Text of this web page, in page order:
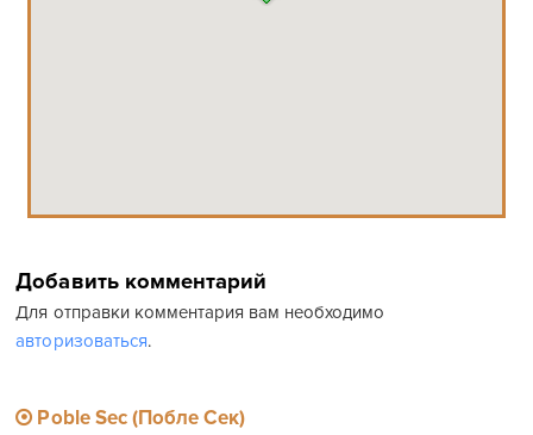
Добавить комментарий
Для отправки комментария вам необходимо
авторизоваться.
Poble Sec (Побле Сек)